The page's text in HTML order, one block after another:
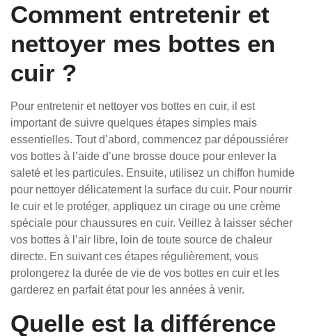
Comment entretenir et
nettoyer mes bottes en
cuir ?
Pour entretenir et nettoyer vos bottes en cuir, il est
important de suivre quelques étapes simples mais
essentielles. Tout d’abord, commencez par dépoussiérer
vos bottes à l’aide d’une brosse douce pour enlever la
saleté et les particules. Ensuite, utilisez un chiffon humide
pour nettoyer délicatement la surface du cuir. Pour nourrir
le cuir et le protéger, appliquez un cirage ou une crème
spéciale pour chaussures en cuir. Veillez à laisser sécher
vos bottes à l’air libre, loin de toute source de chaleur
directe. En suivant ces étapes régulièrement, vous
prolongerez la durée de vie de vos bottes en cuir et les
garderez en parfait état pour les années à venir.
Quelle est la différence